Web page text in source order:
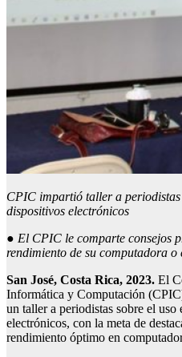
CPIC impartió taller a periodistas
dispositivos electrónicos
● El CPIC le comparte consejos
rendimiento de su computadora o
San José, Costa Rica, 2023. El
Informática y Computación
un taller a periodistas sobre el
electrónicos, con la meta de
rendimiento óptimo en